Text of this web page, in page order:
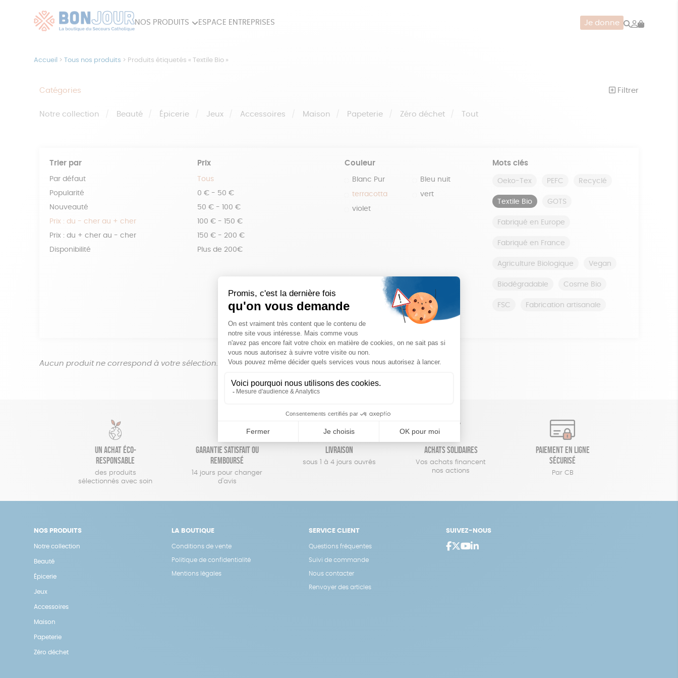
NOS PRODUITS ESPACE ENTREPRISES Je donne Rechercher
Mon
Accueil >Tous nos produits > Produits étiquetés « Textile Bio »
Catégories Filtrer
Notre collection Beauté Épicerie Jeux Accessoires Maison Papeterie Zéro déchet Tout
Trier par
Par défaut
Popularité
Nouveauté
Prix : du - cher au + cher
Prix : du + cher au - cher
Disponibilité
Prix
Tous
0 € - 50 €
50 € - 100 €
100 € - 150 €
150 € - 200 €
Plus de 200€
Couleur
Blanc Pur Bleu nuit
terracotta vert
violet
Mots clés
Oeko-Tex PEFC Recyclé
Textile Bio GOTS
Fabriqué en Europe
Fabriqué en France
Agriculture Biologique Vegan
Biodégradable Cosme Bio
FSC Fabrication artisanale
réinitialiser les filtres
Aucun produit ne correspond à votre sélection.
Un achat éco-
responsable
des produits
sélectionnés avec soin
Garantie satisfait ou
remboursé
14 jours pour changer
d'avis
Livraison
sous 1 à 4 jours ouvrés
Achats solidaires
Vos achats financent
nos actions
Paiement en ligne
sécurisé
Par CB
NOS PRODUITS
Notre collection
Beauté
Épicerie
Jeux
Accessoires
Maison
Papeterie
Zéro déchet
LA BOUTIQUE
Conditions de vente
Politique de confidentialité
Mentions légales
SERVICE CLIENT
Questions fréquentes
Suivi de commande
Nous contacter
Renvoyer des articles
SUIVEZ-NOUS